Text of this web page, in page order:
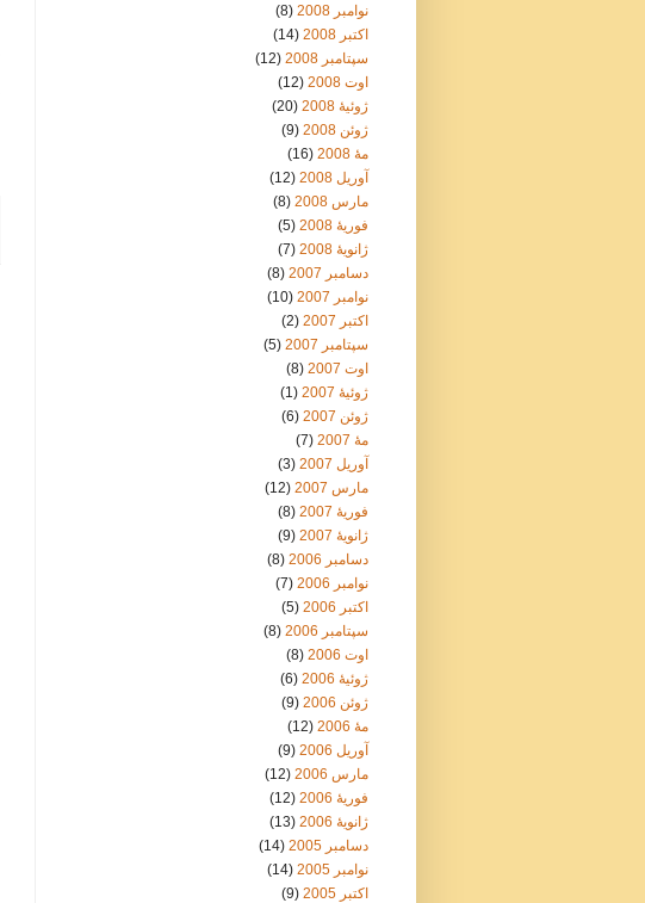
نوامبر 2008
(8)
اکتبر 2008
(14)
سپتامبر 2008
(12)
اوت 2008
(12)
ژوئیهٔ 2008
(20)
ژوئن 2008
(9)
مهٔ 2008
(16)
آوریل 2008
(12)
مارس 2008
(8)
فوریهٔ 2008
(5)
ژانویهٔ 2008
(7)
دسامبر 2007
(8)
نوامبر 2007
(10)
اکتبر 2007
(2)
سپتامبر 2007
(5)
اوت 2007
(8)
ژوئیهٔ 2007
(1)
ژوئن 2007
(6)
مهٔ 2007
(7)
آوریل 2007
(3)
مارس 2007
(12)
فوریهٔ 2007
(8)
ژانویهٔ 2007
(9)
دسامبر 2006
(8)
نوامبر 2006
(7)
اکتبر 2006
(5)
سپتامبر 2006
(8)
اوت 2006
(8)
ژوئیهٔ 2006
(6)
ژوئن 2006
(9)
مهٔ 2006
(12)
آوریل 2006
(9)
مارس 2006
(12)
فوریهٔ 2006
(12)
ژانویهٔ 2006
(13)
دسامبر 2005
(14)
نوامبر 2005
(14)
اکتبر 2005
(9)